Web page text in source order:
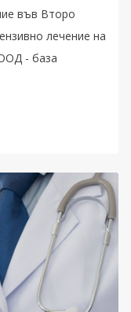
във Второ
лечение на
- база